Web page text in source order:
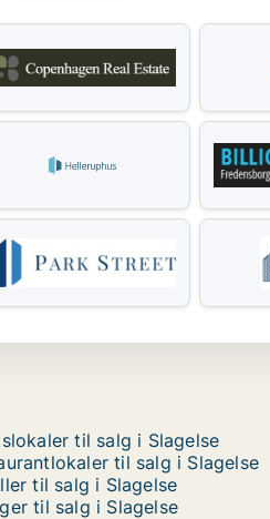
til salg i Slagelse
til salg i Slagelse
til salg i Slagelse
til salg i Slagelse